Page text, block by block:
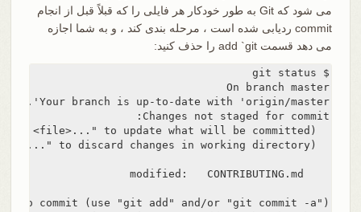
می شود که Git به طور خودکار هر فایلی را که قبلاً قبل از انجام
commit ردیابی شده است ، مرحله بندی کند ، و به شما اجازه
می دهد قسمت add `git را حذف کنید:
$ git status
On branch master
    modified:   CONTRIBUTING.md